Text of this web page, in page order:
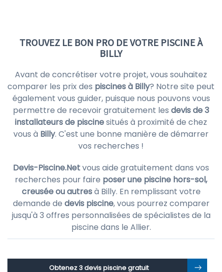
TROUVEZ LE BON PRO DE VOTRE PISCINE À
BILLY
Avant de concrétiser votre projet, vous souhaitez
comparer les prix des piscines à Billy? Notre site peut
également vous guider, puisque nous pouvons vous
permettre de recevoir gratuitement les devis de 3
installateurs de piscinesitués à proximité de chez
vous à Billy. C'est une bonne manière de démarrer
vos recherches !
Devis-Piscine.Netvous aide gratuitement dans vos
recherches pour faire poser une piscine hors-sol,
creusée ou autresà Billy. En remplissant votre
demande de devis piscine, vous pourrez comparer
jusqu'à 3 offres personnalisées de spécialistes de la
piscine dans le Allier.
Obtenez 3 devis piscine gratuit